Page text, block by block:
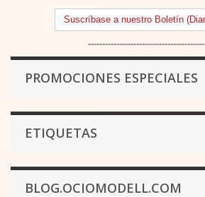
Suscríbase a nuestro Boletín
PROMOCIONES ESPECIALES
ETIQUETAS
BLOG.OCIOMODELL.COM